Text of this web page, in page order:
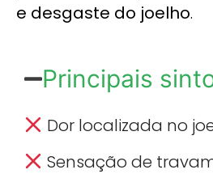
e desgaste do joelho.
Principais
Dor localizada no
Sensação de